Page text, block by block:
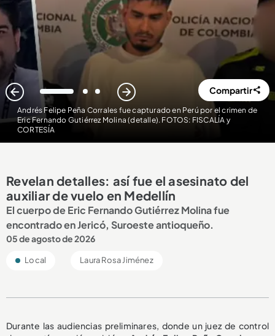
Andrés Felipe Peña Corrales fue capturado en Perú por el crimen de
Eric Fernando Gutiérrez Molina (detalle). FOTOS: FISCALÍA y
CORTESÍA
1 2 3 Compartir
Revelan detalles: así fue el asesinato del
auxiliar de vuelo en Medellín
El cuerpo de Eric Fernando Gutiérrez Molina fue
encontrado en Jericó, Suroeste antioqueño.
05 de agosto de 2026
Local Laura Rosa Jiménez
Durante las audiencias preliminares, donde un juez de control